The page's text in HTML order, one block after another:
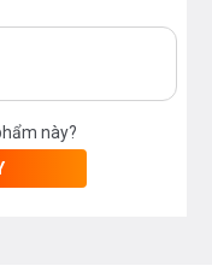
rửa 14 bộ
6 thành viên
này?